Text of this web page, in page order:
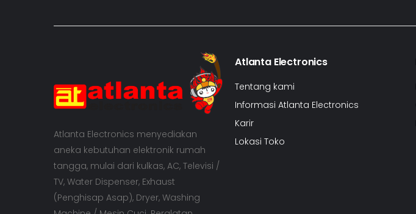
Atlanta Electronics menyediakan
aneka kebutuhan elektronik rumah
tangga, mulai dari kulkas, AC, Televisi /
TV, Water Dispenser, Exhaust
(Penghisap Asap), Dryer, Washing
Atlanta Electronics
Tentang kami
Informasi Atlanta Electronics
Karir
Lokasi Toko